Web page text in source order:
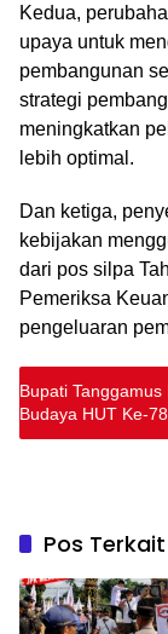
Kedua,
upaya untuk
pembangunan
strategi
meningkatkan
lebih optimal.
Dan ketiga,
kebijakan
dari pos silpa
Pemeriksa
pengeluaran
Bupati
Budaya HUT Ke-
Pos Terkait